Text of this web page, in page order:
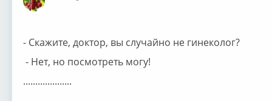
- Скажите, доктор, вы случайно не гинеколог?
- Нет, но посмотреть могу!
....................